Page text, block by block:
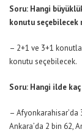
Soru: Hangi
konutu seçebilecek
– 2+1 ve 3+1
konutu seçebilecek.
Soru: Hangi ilde kaç
– Afyonkarahisar’da
Ankara’da 2 bin 62,